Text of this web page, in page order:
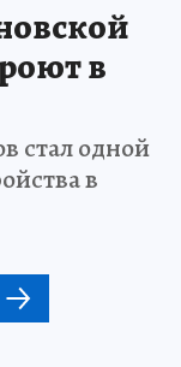
в
стал одной
в